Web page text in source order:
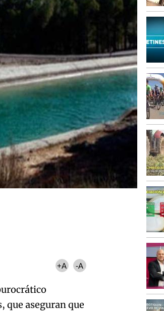
+A -A
que aseguran que